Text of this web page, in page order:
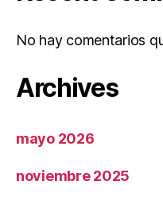
No hay comentarios
Archives
mayo 2026
noviembre 2025